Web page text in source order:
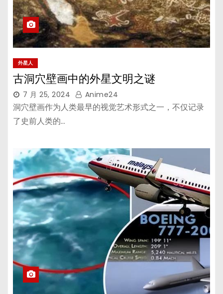
外星人
古洞穴壁画中的外星文明之谜
7 月 25, 2024 Anime24
洞穴壁画作为人类最早的视觉艺术形式之一，不仅记录
了史前人类的…